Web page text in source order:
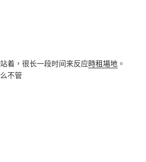
着，很长一段时间来反应時租場地 。
不管